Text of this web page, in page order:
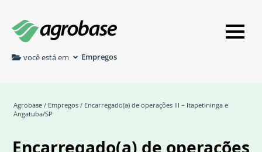
você está em Empregos
Agrobase / Empregos / Encarregado(a) de operações III – Itapetininga e
Angatuba/SP